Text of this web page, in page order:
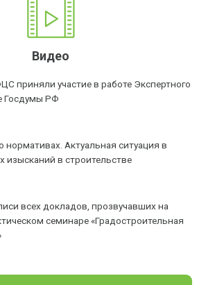
Видео
приняли участие в работе Экспертного
Госдумы РФ
нормативах. Актуальная ситуация в
изысканий в строительстве
всех докладов, прозвучавших на
семинаре «Градостроительная